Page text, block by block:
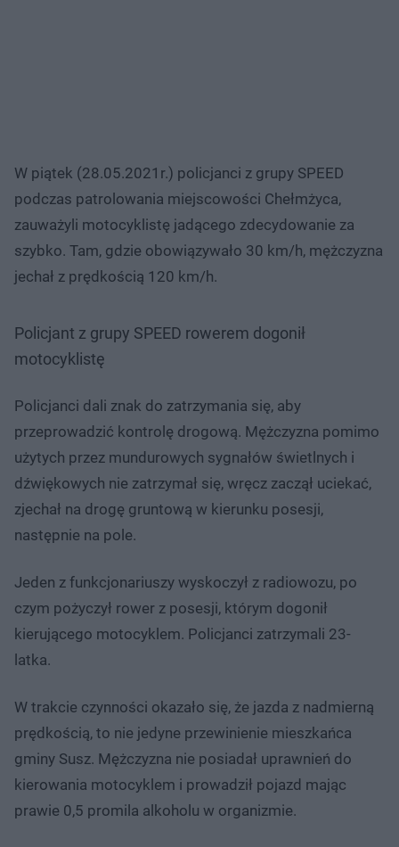
W piątek (28.05.2021r.) policjanci z grupy SPEED
podczas patrolowania miejscowości Chełmżyca,
zauważyli motocyklistę jadącego zdecydowanie za
szybko. Tam, gdzie obowiązywało 30 km/h, mężczyzna
jechał z prędkością 120 km/h.
Policjant z grupy SPEED rowerem dogonił
motocyklistę
Policjanci dali znak do zatrzymania się, aby
przeprowadzić kontrolę drogową. Mężczyzna pomimo
użytych przez mundurowych sygnałów świetlnych i
dźwiękowych nie zatrzymał się, wręcz zaczął uciekać,
zjechał na drogę gruntową w kierunku posesji,
następnie na pole.
Jeden z funkcjonariuszy wyskoczył z radiowozu, po
czym pożyczył rower z posesji, którym dogonił
kierującego motocyklem. Policjanci zatrzymali 23-
latka.
W trakcie czynności okazało się, że jazda z nadmierną
prędkością, to nie jedyne przewinienie mieszkańca
gminy Susz. Mężczyzna nie posiadał uprawnień do
kierowania motocyklem i prowadził pojazd mając
prawie 0,5 promila alkoholu w organizmie.